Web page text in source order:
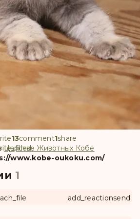
13comment1share
Царстве Животных Кобе
www.kobe-oukoku.com/
1
add_reactionsend